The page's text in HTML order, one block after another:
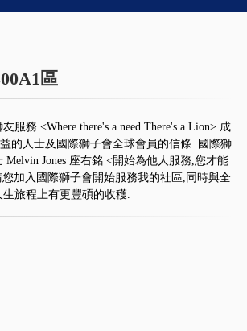
區
服務 <Where there's a need There's a Lion> 成
的人士及國際獅子會全球會員的信條. 國際獅
Melvin Jones 座右銘 <開始為他人服務,您才能
加入國際獅子會開始服務我的社區,同時與全
旅程上有更豐碩的收穫.